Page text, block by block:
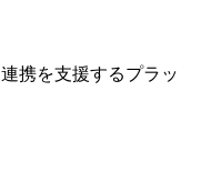
携を支援するプラッ